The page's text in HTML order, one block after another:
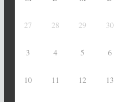
27 28 29 30
3 4 5 6
10 11 12 13